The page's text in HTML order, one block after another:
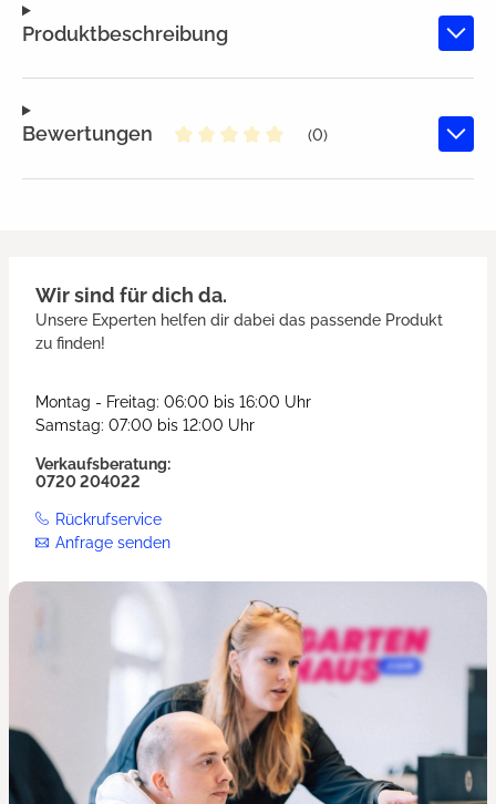
Produktbeschreibung
Bewertungen
(0)
Wir sind für dich da.
Unsere Experten helfen dir dabei das passende Produkt
zu finden!
Montag - Freitag: 06:00 bis 16:00 Uhr
Samstag: 07:00 bis 12:00 Uhr
Verkaufsberatung:
0720 204022
Rückrufservice
Anfrage senden